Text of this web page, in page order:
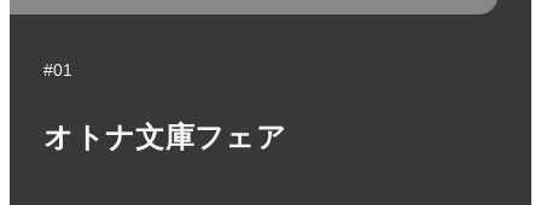
#01
オトナ文庫フェア